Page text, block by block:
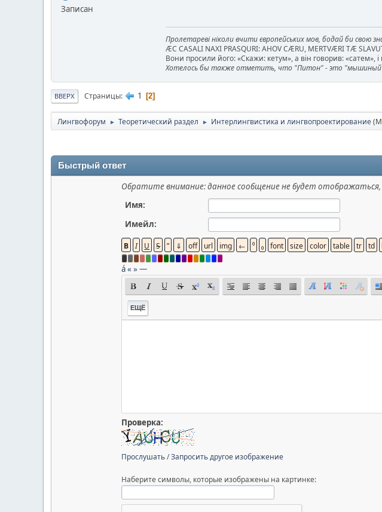
Записан
Пролетареві ніколи вчити європейських мов, бодай би свою
ÆC CASALI NAXI PRASQURI: AHOV CÆRU, MERTVÆRI TÆ
Вони просили його: «Скажи: кетум», а він говорив: «сатем»,
Хотелось бы также отметить, что "Питон" - это "мышиный
ВВЕРХ Страницы 1 2
Лингвофорум ► Теоретический раздел ► Интерлингвистика и лингвопроектирование
Быстрый ответ
Обратите внимание: данное сообщение не будет
Имя:
Имейл:
á« »—
ЕЩЁ
Проверка:
Прослушать/Запросить другое изображение
Наберите символы, которые изображены на картинке: